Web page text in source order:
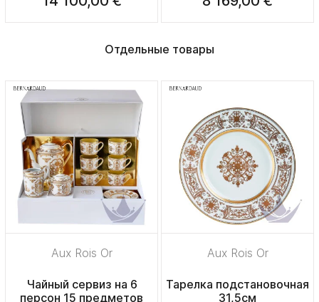
Отдельные товары
Aux Rois Or
Чайный сервиз на 6
персон 15 предметов
Aux Rois Or
Тарелка подстановочная
31,5см